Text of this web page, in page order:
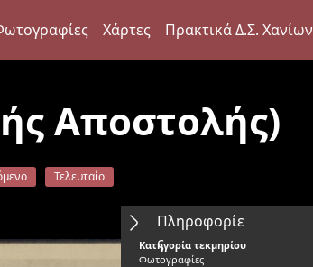
Χάρτες Πρακτικά Δ.Σ. Χανίων
Αποστολής)
Τελευταίο
Πληροφορίε
ς
Κατηγορία τεκμηρίου
Φωτογραφίες